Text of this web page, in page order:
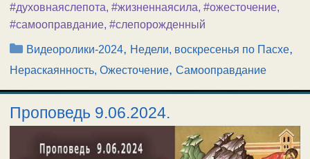
#духовнаяслепота, #жизненнаясила, #ожесточение,
#самооправдание, #слепорожденный
Рубрики
Видеоролики-2024, Недели, воскресенья по Пасхе,
Нераскаянность, Ожесточение, Самооправдание
Проповедь 9.06.2024.